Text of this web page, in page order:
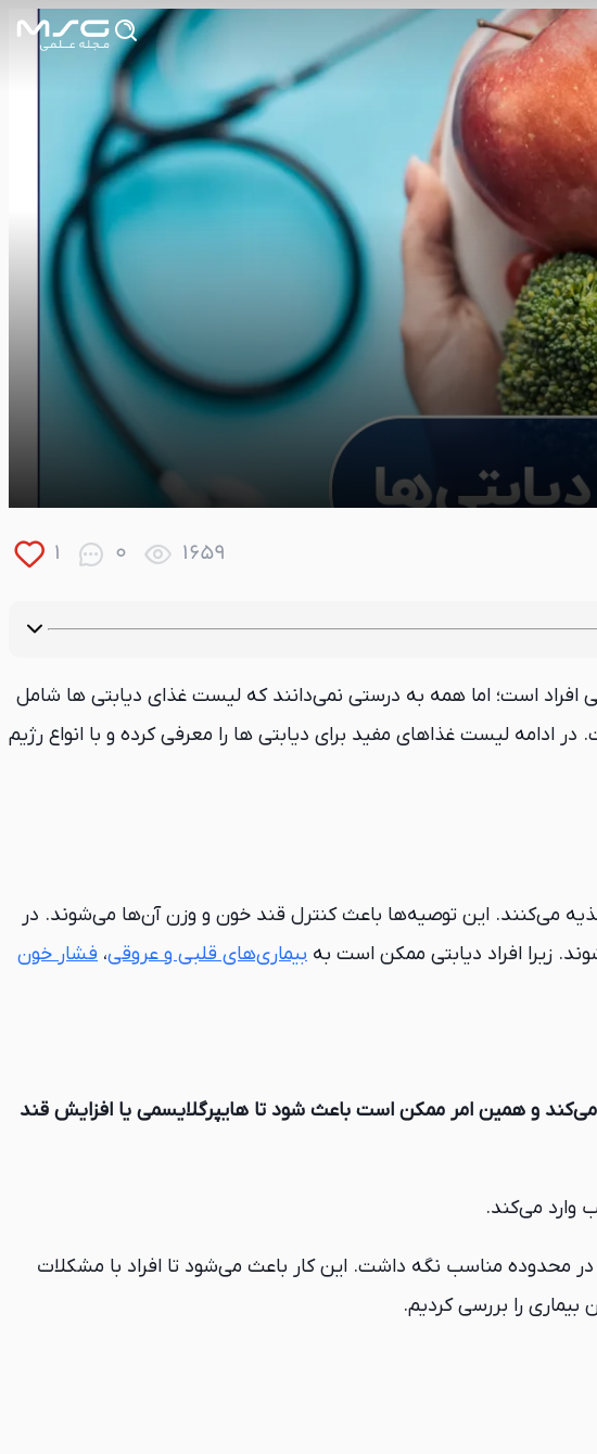
1 0 1659
افراد است؛ اما همه به درستی نمی‌دانند که لیست غذای دیابتی ها شامل
ادامه لیست غذاهای مفید برای دیابتی ها را معرفی کرده و با انواع رژیم
می‌کنند. این توصیه‌ها باعث کنترل قند خون و وزن آن‌ها می‌شوند. در
زیرا افراد دیابتی ممکن است به بیماری‌های قلبی و عروقی، فشار خون
و همین امر ممکن است باعث شود تا هایپرگلایسمی یا افزایش قند
وارد می‌کند.
محدوده مناسب نگه داشت. این کار باعث می‌شود تا افراد با مشکلات
بیماری را بررسی کردیم.